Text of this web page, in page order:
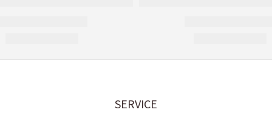
SERVICE